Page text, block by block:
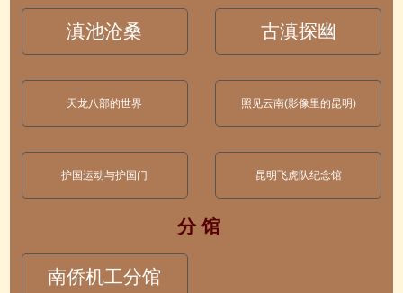
滇池沧桑 古滇探幽
天龙八部的世界 照见云南(影像里的昆明)
护国运动与护国门 昆明飞虎队纪念馆
分 馆
南侨机工分馆